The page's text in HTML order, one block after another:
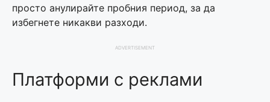
просто анулирайте пробния период, за да
избегнете никакви разходи.
ADVERTISEMENT
Платформи с реклами